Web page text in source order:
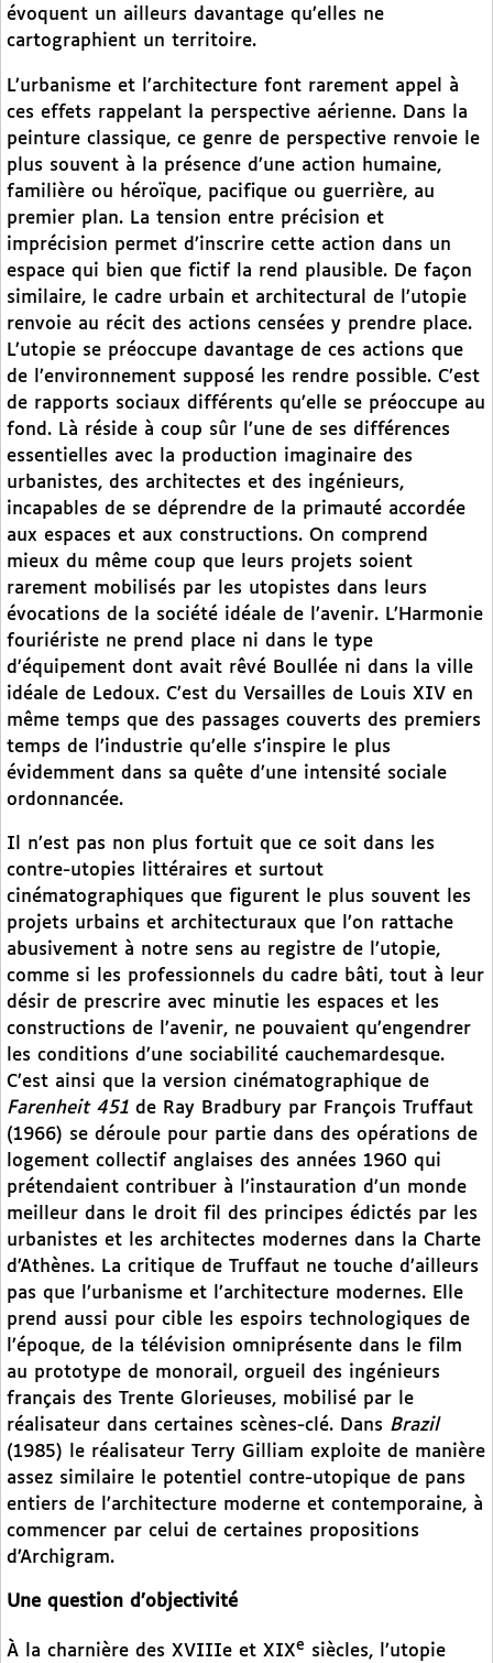
évoquent un ailleurs davantage qu’elles ne
cartographient un territoire.
L’urbanisme et l’architecture font rarement appel à
ces effets rappelant la perspective aérienne. Dans la
peinture classique, ce genre de perspective renvoie le
plus souvent à la présence d’une action humaine,
familière ou héroïque, pacifique ou guerrière, au
premier plan. La tension entre précision et
imprécision permet d’inscrire cette action dans un
espace qui bien que fictif la rend plausible. De façon
similaire, le cadre urbain et architectural de l’utopie
renvoie au récit des actions censées y prendre place.
L’utopie se préoccupe davantage de ces actions que
de l’environnement supposé les rendre possible. C’est
de rapports sociaux différents qu’elle se préoccupe au
fond. Là réside à coup sûr l’une de ses différences
essentielles avec la production imaginaire des
urbanistes, des architectes et des ingénieurs,
incapables de se déprendre de la primauté accordée
aux espaces et aux constructions. On comprend
mieux du même coup que leurs projets soient
rarement mobilisés par les utopistes dans leurs
évocations de la société idéale de l’avenir. L’Harmonie
fouriériste ne prend place ni dans le type
d’équipement dont avait rêvé Boullée ni dans la ville
idéale de Ledoux. C’est du Versailles de Louis XIV en
même temps que des passages couverts des premiers
temps de l’industrie qu’elle s’inspire le plus
évidemment dans sa quête d’une intensité sociale
ordonnancée.
Il n’est pas non plus fortuit que ce soit dans les
contre-utopies littéraires et surtout
cinématographiques que figurent le plus souvent les
projets urbains et architecturaux que l’on rattache
abusivement à notre sens au registre de l’utopie,
comme si les professionnels du cadre bâti, tout à leur
désir de prescrire avec minutie les espaces et les
constructions de l’avenir, ne pouvaient qu’engendrer
les conditions d’une sociabilité cauchemardesque.
C’est ainsi que la version cinématographique de
Farenheit 451 de Ray Bradbury par François Truffaut
(1966) se déroule pour partie dans des opérations de
logement collectif anglaises des années 1960 qui
prétendaient contribuer à l’instauration d’un monde
meilleur dans le droit fil des principes édictés par les
urbanistes et les architectes modernes dans la Charte
d’Athènes. La critique de Truffaut ne touche d’ailleurs
pas que l’urbanisme et l’architecture modernes. Elle
prend aussi pour cible les espoirs technologiques de
l’époque, de la télévision omniprésente dans le film
au prototype de monorail, orgueil des ingénieurs
français des Trente Glorieuses, mobilisé par le
réalisateur dans certaines scènes-clé. Dans Brazil
(1985) le réalisateur Terry Gilliam exploite de manière
assez similaire le potentiel contre-utopique de pans
entiers de l’architecture moderne et contemporaine, à
commencer par celui de certaines propositions
d’Archigram.
Une question d’objectivité
À la charnière des XVIIIe et XIXe siècles, l’utopie